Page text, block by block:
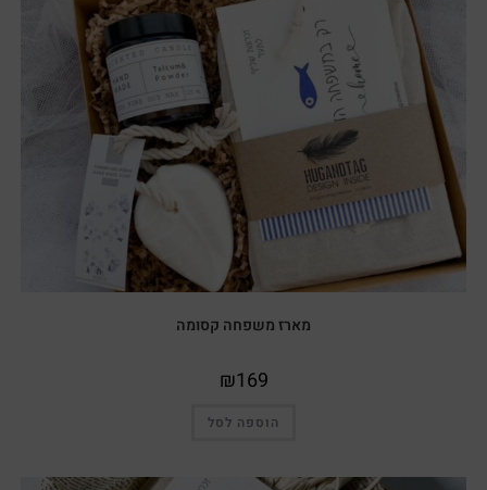
מארז משפחה קסומה
₪169
הוספה לסל